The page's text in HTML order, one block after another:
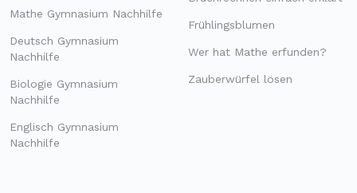
Mathe Gymnasium Nachhilfe
Deutsch Gymnasium
Nachhilfe
Biologie Gymnasium
Nachhilfe
Englisch Gymnasium
Nachhilfe
Frühlingsblumen
Wer hat Mathe erfunden?
Zauberwürfel lösen